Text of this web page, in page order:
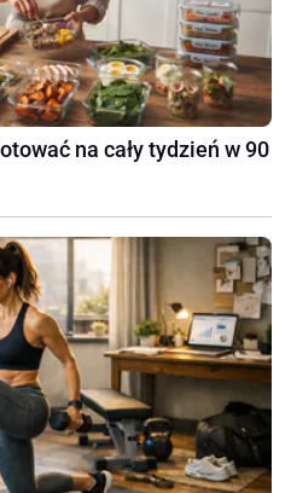
na cały tydzień w 90